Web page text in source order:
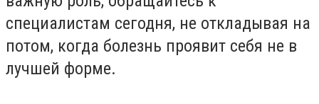
специалистам сегодня, не откладывая на
потом, когда болезнь проявит себя не в
лучшей форме.